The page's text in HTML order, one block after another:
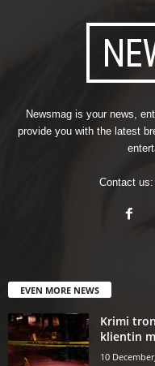
Newsmag is your news,
provide you with the latest
Contact us:
EVEN MORE NEWS
Krimi
klientin
10